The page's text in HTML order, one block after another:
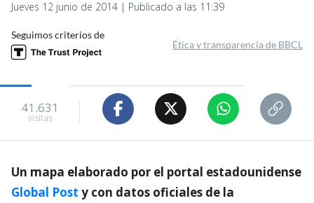
Jueves 12 junio de 2014 | Publicado a las 11:39
Seguimos criterios de
Ética y transparencia de BBCL
41.631
visitas
Un mapa elaborado por el portal estadounidense
Global Post y con datos oficiales de la